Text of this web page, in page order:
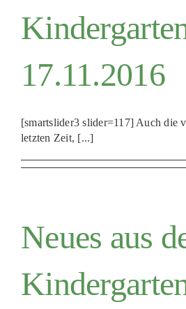
17.11.2016
[smartslider3 slider=117] Auch die
letzten Zeit, [...]
Neues aus